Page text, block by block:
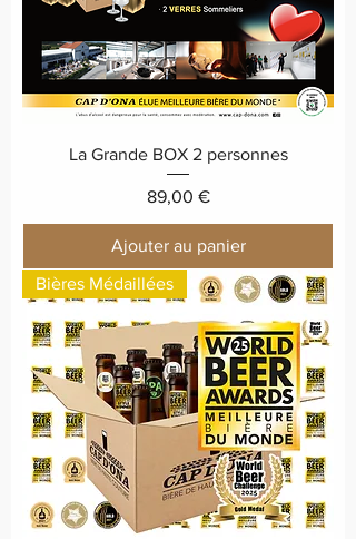
r
La Grande BOX 2 personnes
Prix
89,00 €
Ajouter au panier
Bières Médaillées